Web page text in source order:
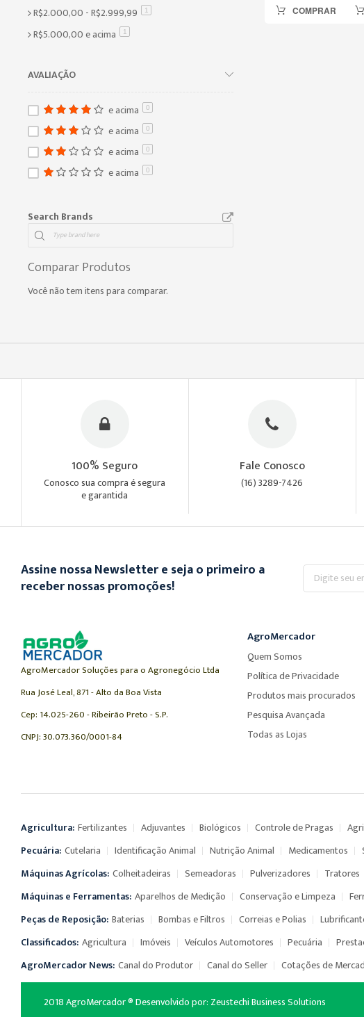
COMPRAR
R$2.000,00 -R$2.999,99 1
R$5.000,00e acima 1
AVALIAÇÃO
e acima 0
e acima 0
e acima 0
e acima 0
Search Brands
Comparar Produtos
Você não tem itens para comparar.
100% Seguro
Conosco sua compra é segura
e garantida
Fale Conosco
(16) 3289-7426
Assine nossa Newsletter e seja o primeiro a
receber nossas promoções!
Inscreva-
na
AgroMercador Soluções para o Agronegócio Ltda
Rua José Leal, 871 - Alto da Boa Vista
Cep: 14.025-260 - Ribeirão Preto - S.P.
CNPJ: 30.073.360/0001-84
AgroMercador
Quem Somos
Política de Privacidade
Produtos mais procurados
Pesquisa Avançada
Todas as Lojas
Agricultura: Fertilizantes Adjuvantes Biológicos Controle de Pragas
Pecuária: Cutelaria Identificação Animal Nutrição Animal Medicamentos
Máquinas Agrícolas: Colheitadeiras Semeadoras Pulverizadores Tratores
Máquinas e Ferramentas: Aparelhos de Medição Conservação e Limpeza
Peças de Reposição: Baterias Bombas e Filtros Correias e Polias
Classificados: Agricultura Imóveis Veículos Automotores Pecuária
AgroMercador News: Canal do Produtor Canal do Seller Cotações de
2018 AgroMercador ® Desenvolvido por: Zeustechi Business Solutions